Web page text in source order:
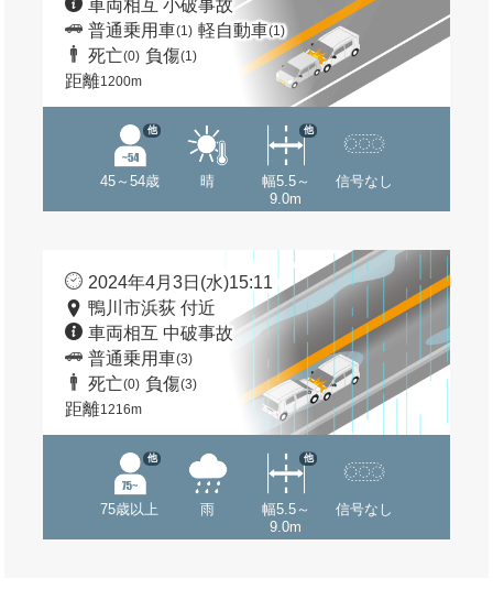
車両相互 小破事故
普通乗用車(1) 軽自動車(1)
死亡(0) 負傷(1)
距離1200m
45～54歳
他
晴
幅5.5～
9.0m
他
信号なし
2024年4月3日(水)15:11
鴨川市浜荻 付近
車両相互 中破事故
普通乗用車(3)
死亡(0) 負傷(3)
距離1216m
75歳以上
他
雨
幅5.5～
9.0m
他
信号なし